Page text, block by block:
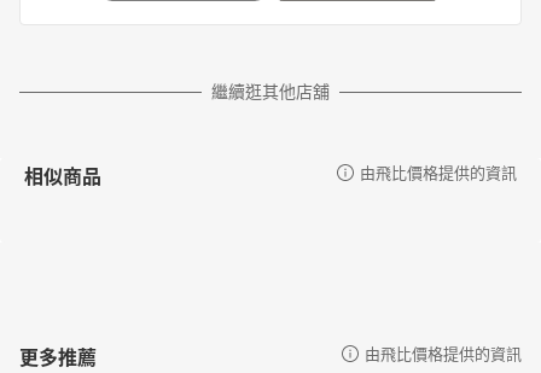
繼續逛其他店舖
相似商品 由飛比價格提供的資訊
更多推薦 由飛比價格提供的資訊